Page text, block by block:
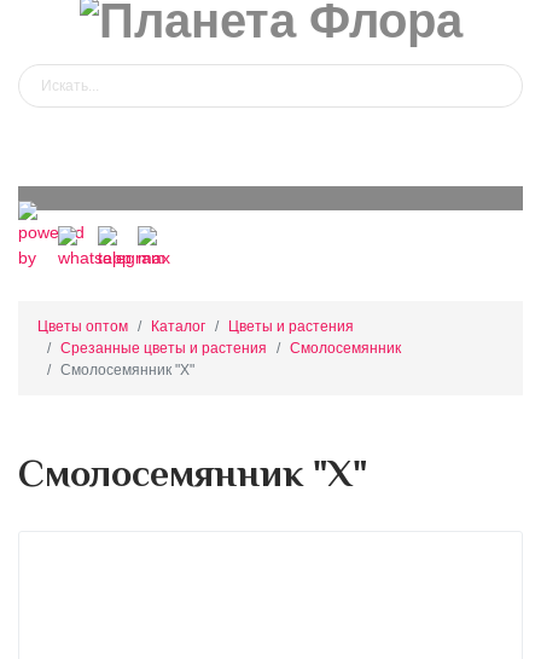
Цветы оптом Каталог
Цветы и растения
Срезанные цветы и растения
Смолосемянник
Смолосемянник "X"
Смолосемянник "X"